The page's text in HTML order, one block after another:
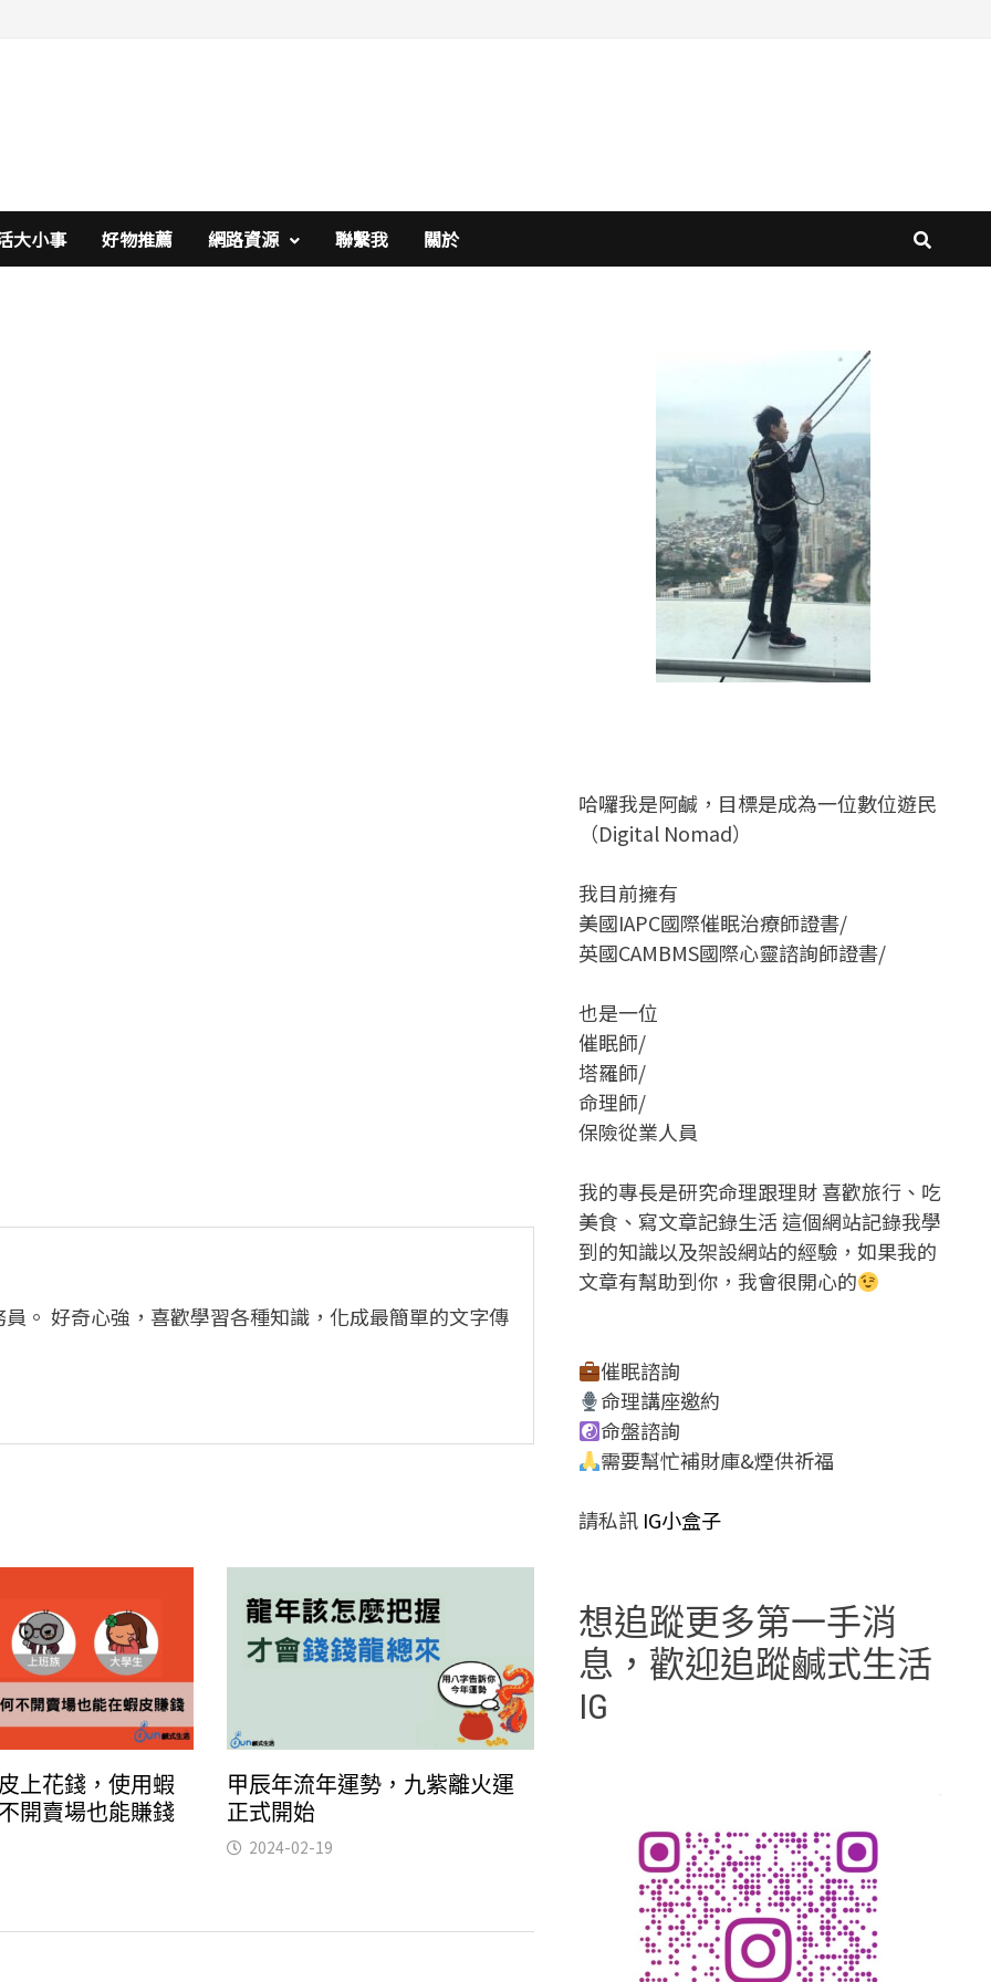
大小事 好物推薦 網路資源 聯繫我 關於
。 好奇心強，喜歡學習各種知識，化成最簡單的文字傳
上花錢，使用蝦
開賣場也能賺錢
甲辰年流年運勢，九紫離火運
正式開始
2024-02-19
哈囉我是阿鹹，目標是成為一位數位遊民
（Digital Nomad）
我目前擁有
美國IAPC國際催眠治療師證書/
英國CAMBMS國際心靈諮詢師證書/
也是一位
催眠師/
塔羅師/
命理師/
保險從業人員
我的專長是研究命理跟理財 喜歡旅行、吃
美食、寫文章記錄生活 這個網站記錄我學
到的知識以及架設網站的經驗，如果我的
文章有幫助到你，我會很開心的
催眠諮詢
命理講座邀約
命盤諮詢
需要幫忙補財庫&煙供祈福
請私訊IG小盒子
想追蹤更多第一手消
息，歡迎追蹤鹹式生活
IG